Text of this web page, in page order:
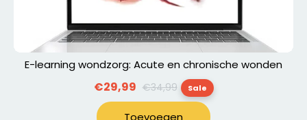
E-learning wondzorg: Acute en chronische wonden
€29,99 Normale
prijs
€34,99 Sale
Toevoegen